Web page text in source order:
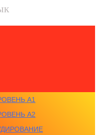
A1
A2